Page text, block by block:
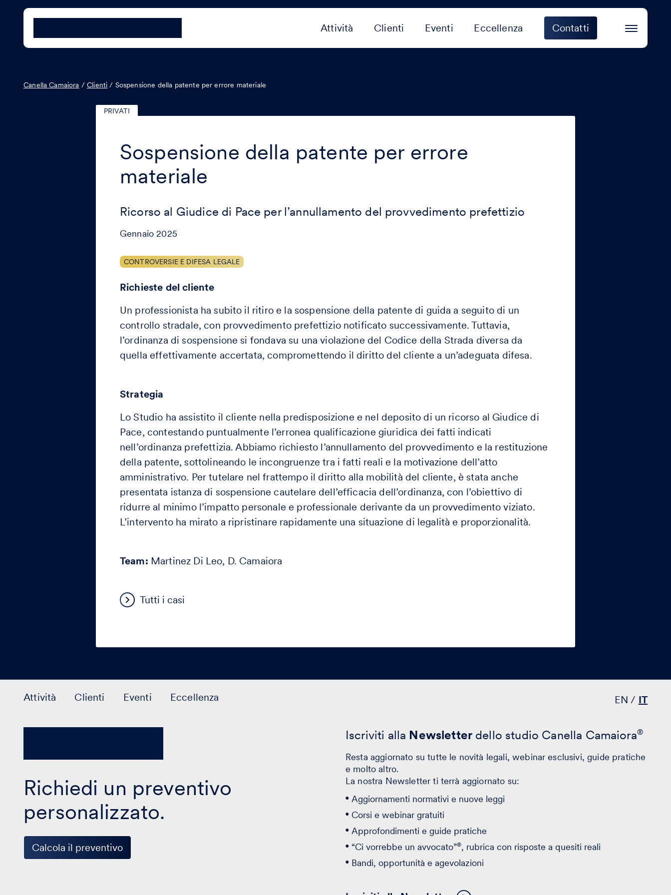
Attività Clienti Eventi Eccellenza Contatti
Canella Camaiora /Clienti / Sospensione della patente per errore materiale
PRIVATI
Sospensione della patente per errore
materiale
Ricorso al Giudice di Pace per l’annullamento del provvedimento prefettizio
Gennaio 2025
CONTROVERSIE E DIFESA LEGALE
Richieste del cliente
Un professionista ha subito il ritiro e la sospensione della patente di guida a seguito di un
controllo stradale, con provvedimento prefettizio notificato successivamente. Tuttavia,
l’ordinanza di sospensione si fondava su una violazione del Codice della Strada diversa da
quella effettivamente accertata, compromettendo il diritto del cliente a un’adeguata difesa.
Strategia
Lo Studio ha assistito il cliente nella predisposizione e nel deposito di un ricorso al Giudice di
Pace, contestando puntualmente l’erronea qualificazione giuridica dei fatti indicati
nell’ordinanza prefettizia. Abbiamo richiesto l’annullamento del provvedimento e la restituzione
della patente, sottolineando le incongruenze tra i fatti reali e la motivazione dell’atto
amministrativo. Per tutelare nel frattempo il diritto alla mobilità del cliente, è stata anche
presentata istanza di sospensione cautelare dell’efficacia dell’ordinanza, con l’obiettivo di
ridurre al minimo l’impatto personale e professionale derivante da un provvedimento viziato.
L’intervento ha mirato a ripristinare rapidamente una situazione di legalità e proporzionalità.
Team: Martinez Di Leo, D. Camaiora
Tutti i casi
Attività Clienti Eventi Eccellenza IT
EN
Richiedi un preventivo
personalizzato.
Calcola il preventivo
Iscriviti alla Newsletter dello studio Canella Camaiora®
Resta aggiornato su tutte le novità legali, webinar esclusivi, guide pratiche
e molto altro.
La nostra Newsletter ti terrà aggiornato su:
Aggiornamenti normativi e nuove leggi
Corsi e webinar gratuiti
Approfondimenti e guide pratiche
“Ci vorrebbe un avvocato”®, rubrica con risposte a quesiti reali
Bandi, opportunità e agevolazioni